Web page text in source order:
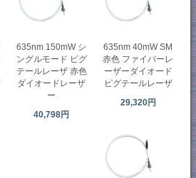
635nm 150mW シ
ングルモード ピグ
テールレーザ 赤色
ダイオードレーザ
ー
40,798円
635nm 40mW SM
赤色 ファイバーレ
ーザーダイオード
ピグテールレーザ
29,320円